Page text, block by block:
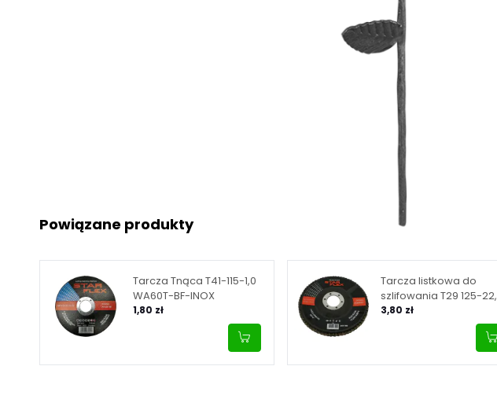
Powiązane produkty
Tarcza Tnąca T41-115-1,0
WA60T-BF-INOX
1,80 zł
Tarcza listkowa do
szlifowania T29 125-22,
granulacja 80
3,80 zł